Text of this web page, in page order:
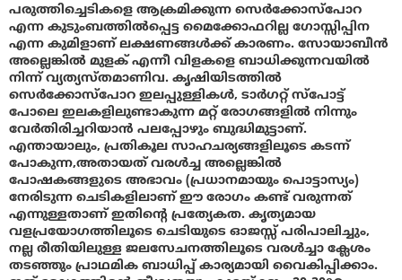
പരുത്തിച്ചെടികളെ ആക്രമിക്കുന്ന സെർക്കോസ്പോറ
എന്ന കുടുംബത്തിൽപ്പെട്ട മൈക്കോഫറില്ല ഗോസ്സിപ്പിന
എന്ന കുമിളാണ് ലക്ഷണങ്ങൾക്ക് കാരണം. സോയാബീൻ
അല്ലെങ്കിൽ മുളക് എന്നീ വിളകളെ ബാധിക്കുന്നവയിൽ
നിന്ന് വ്യത്യസ്തമാണിവ. കൃഷിയിടത്തിൽ
സെർക്കോസ്പോറ ഇലപ്പുള്ളികൾ, ടാർഗറ്റ് സ്പോട്ട്
പോലെ ഇലകളിലുണ്ടാകുന്ന മറ്റ് രോഗങ്ങളിൽ നിന്നും
വേർതിരിച്ചറിയാൻ പലപ്പോഴും ബുദ്ധിമുട്ടാണ്.
എന്തായാലും, പ്രതികൂല സാഹചര്യങ്ങളിലൂടെ കടന്ന്
പോകുന്ന,അതായത് വരൾച്ച അല്ലെങ്കിൽ
പോഷകങ്ങളുടെ അഭാവം (പ്രധാനമായും പൊട്ടാസ്യം)
നേരിടുന്ന ചെടികളിലാണ് ഈ രോഗം കണ്ട് വരുന്നത്
എന്നുള്ളതാണ് ഇതിൻ്റെ പ്രത്യേകത. കൃത്യമായ
വളപ്രയോഗത്തിലൂടെ ചെടിയുടെ ഓജസ്സ് പരിപാലിച്ചും,
നല്ല രീതിയിലുള്ള ജലസേചനത്തിലൂടെ വരൾച്ചാ ക്ലേശം
തടഞ്ഞും പ്രാഥമിക ബാധിപ്പ് കാര്യമായി വൈകിപ്പിക്കാം.